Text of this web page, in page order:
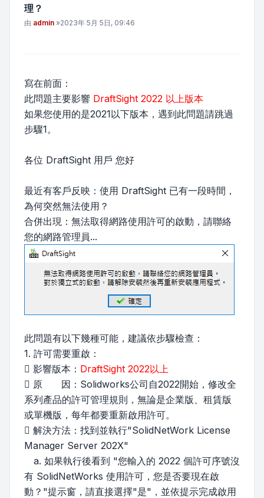
理？
文章
由 admin »2023年 5月 5日, 09:46
寫在前面：
此問題主要影響 DraftSight 2022 以上版本
如果您使用的是2021以下版本，遇到此問題請跳過
步驟1。
各位 DraftSight 用戶 您好
最近有客戶反映：使用 DraftSight 已有一段時間，
為何突然無法使用？
合併出現：無法取得網路使用許可的啟動，請聯絡
您的網路管理員...
此問題有以下幾種可能，建議依步驟檢查：
1. 許可需要重啟：
 影響版本： DraftSight 2022以上
 原 因：Solidworks公司自2022開始，修改全
系列產品的許可管理規則，無論是企業版、租賃版
或單機版，每年都要重新啟用許可。
 解決方法：找到並執行"SolidNetWork License
Manager Server 202X"
a. 如果執行後看到 "您輸入的 2022 個許可序號沒
有 SolidNetWorks 使用許可，您是否要現在啟
動？"提示窗，請直接選擇"是"，並依提示完成啟用